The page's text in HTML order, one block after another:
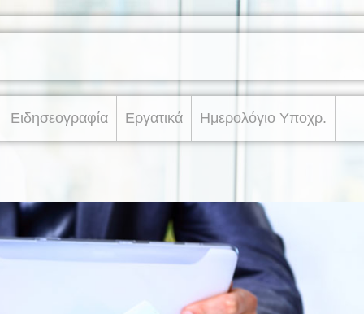
Ειδησεογραφία Εργατικά Ημερολόγιο Υποχρ.